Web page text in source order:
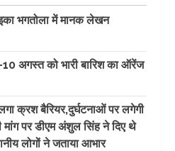
भगतोला में मानक लेखन
अगस्त को भारी बारिश का ऑरेंज
क्रश बैरियर,दुर्घटनाओं पर लगेगी
मांग पर डीएम अंशुल सिंह ने दिए थे
लोगों ने जताया आभार